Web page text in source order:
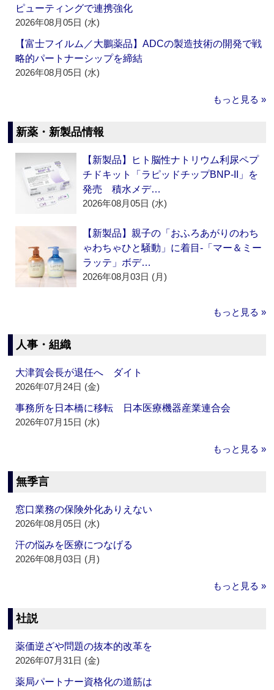
ピューティングで連携強化
2026年08月05日 (水)
【富士フイルム／大鵬薬品】ADCの製造技術の開発で戦
略的パートナーシップを締結
2026年08月05日 (水)
もっと見る »
新薬・新製品情報
【新製品】ヒト脳性ナトリウム利尿ペプ
チドキット「ラピッドチップBNP-II」を
発売 積水メデ…
2026年08月05日 (水)
【新製品】親子の「おふろあがりのわち
ゃわちゃひと騒動」に着目‐「マー＆ミー
ラッテ」ボデ…
2026年08月03日 (月)
もっと見る »
人事・組織
大津賀会長が退任へ ダイト
2026年07月24日 (金)
事務所を日本橋に移転 日本医療機器産業連合会
2026年07月15日 (水)
もっと見る »
無季言
窓口業務の保険外化ありえない
2026年08月05日 (水)
汗の悩みを医療につなげる
2026年08月03日 (月)
もっと見る »
社説
薬価逆ざや問題の抜本的改革を
2026年07月31日 (金)
薬局パートナー資格化の道筋は